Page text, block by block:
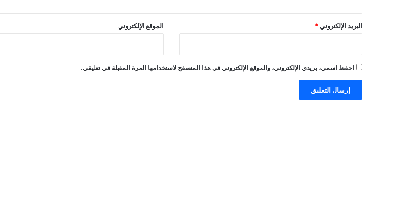
البريد الإلكتروني * الموقع الإلكتروني
احفظ اسمي، بريدي الإلكتروني، والموقع الإلكتروني في هذا المتصفح لاستخدامها المرة المقبلة في تعليقي.